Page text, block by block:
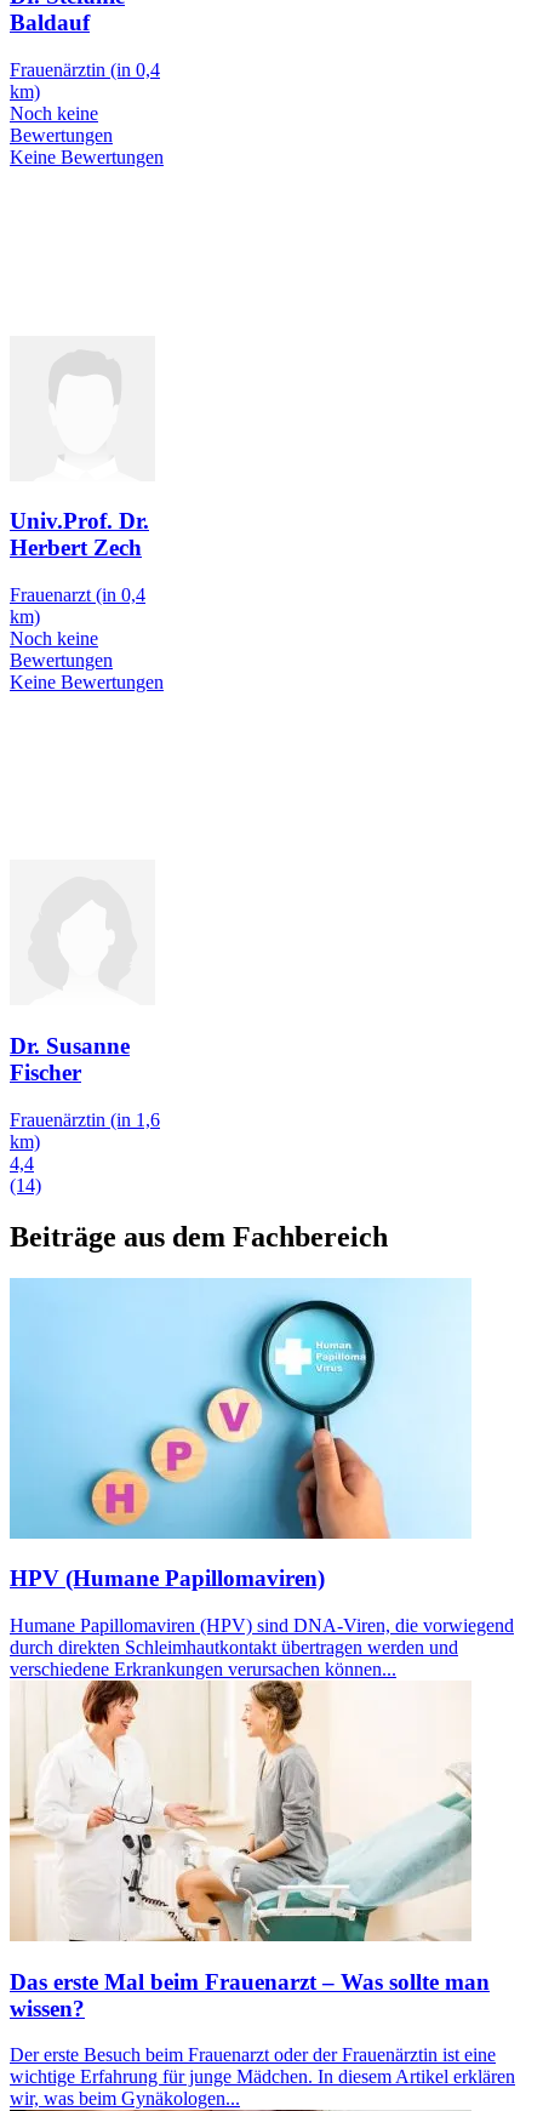
Baldauf
Frauenärztin (in 0,4
km)
Noch keine
Bewertungen
Keine Bewertungen
Univ.Prof. Dr.
Herbert Zech
Frauenarzt (in 0,4
km)
Noch keine
Bewertungen
Keine Bewertungen
Dr. Susanne
Fischer
Frauenärztin (in 1,6
km)
4,4
(14)
Beiträge aus dem Fachbereich
HPV (Humane Papillomaviren)
Humane Papillomaviren (HPV) sind DNA-Viren, die vorwiegend
durch direkten Schleimhautkontakt übertragen werden und
verschiedene Erkrankungen verursachen können...
Das erste Mal beim Frauenarzt – Was sollte man
wissen?
Der erste Besuch beim Frauenarzt oder der Frauenärztin ist eine
wichtige Erfahrung für junge Mädchen. In diesem Artikel erklären
wir, was beim Gynäkologen...